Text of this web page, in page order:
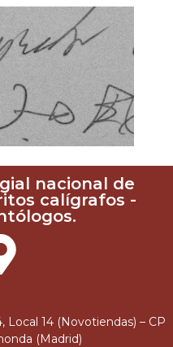
nacional de
calígrafos -
Local 14 (Novotiendas) – CP
(Madrid)